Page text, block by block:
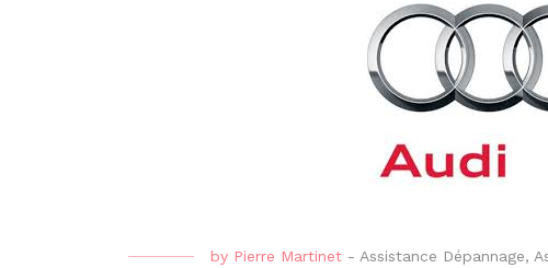
by Pierre Martinet - Assistance Dépannage,